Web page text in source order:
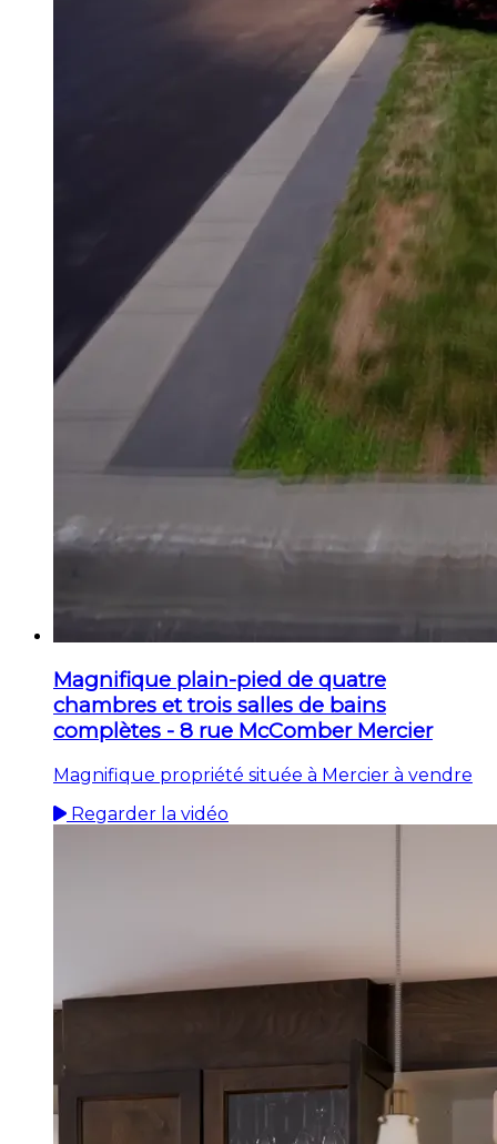
Magnifique plain-pied de quatre
chambres et trois salles de bains
complètes - 8 rue McComber Mercier
Magnifique propriété située à Mercier à vendre
Regarder la vidéo